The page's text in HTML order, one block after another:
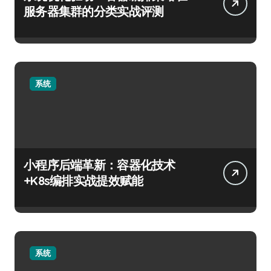
服务器集群的分类实战评测
系统
小程序后端革新：容器化技术
+K8s编排实战提效赋能
系统